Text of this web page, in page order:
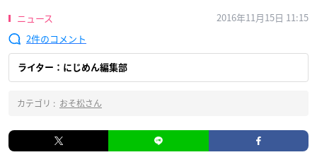
ニュース
2016年11月15日 11:15
2
ライター：にじめん編集部
カテゴリ : おそ松さん